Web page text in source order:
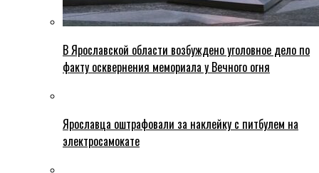
В Ярославской области возбуждено уголовное дело по
факту осквернения мемориала у Вечного огня
Ярославца оштрафовали за наклейку с питбулем на
электросамокате